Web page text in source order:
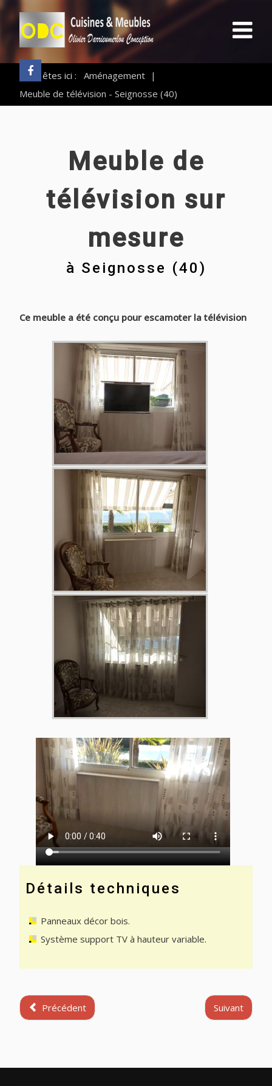
Vous êtes ici : Aménagement |
Meuble de télévision - Seignosse (40)
Meuble de
télévision sur
mesure
à Seignosse (40)
Ce meuble a été conçu pour escamoter la télévision
Détails techniques
Panneaux décor bois.
Système support TV à hauteur variable.
Précédent Suivant